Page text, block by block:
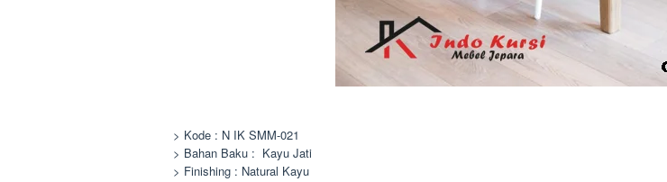
> Kode : N IK SMM-021
> Bahan Baku : Kayu Jati
> Finishing : Natural Kayu